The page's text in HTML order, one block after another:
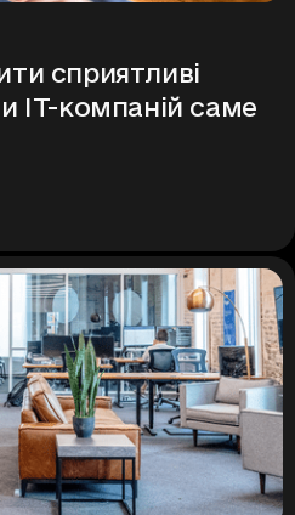
сприятливі
ІТ-компаній саме